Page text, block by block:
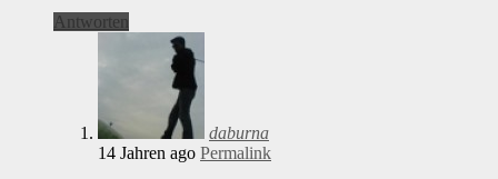
Antworten
daburna
14 Jahren ago Permalink